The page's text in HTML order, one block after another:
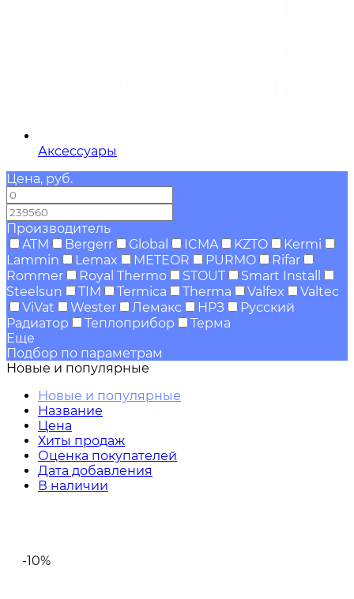
Аксессуары
Цена, руб.
Производитель
ATM
Bergerr Global ICMA KZTO
Kermi
Lammin
Lemax METEOR PURMO
Rifar
Rommer
Royal Thermo STOUT
Smart Install
Steelsun
TIM Termica Therma Valfex
Valtec
ViVat
Wester Лемакс НРЗ
Русский
Радиатор
Теплоприбор
Терма
Еще
Подбор по параметрам
Новые и популярные
Новые и популярные
Название
Цена
Хиты продаж
Оценка покупателей
Дата добавления
В наличии
-10%